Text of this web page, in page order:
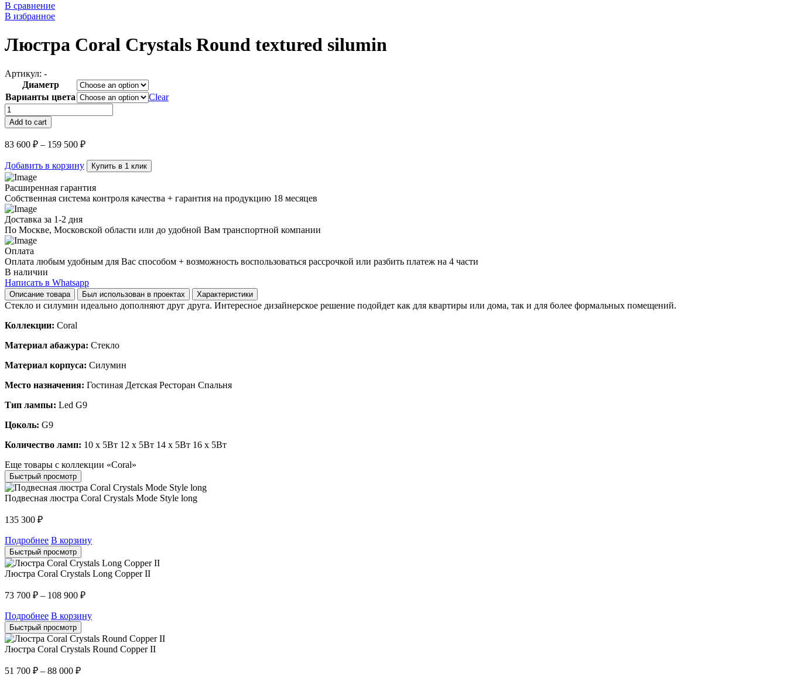
В сравнение
В избранное
Люстра Coral Crystals Round textured silumin
Артикул: -
Диаметр
Варианты цвета
Clear
Люстра
Coral
Crystals
Round
textured
silumin
quantity
Add to cart
83 600 ₽ – 159 500 ₽
Добавить в корзину Купить в 1 клик
Расширенная гарантия
Собственная система контроля качества + гарантия на продукцию 18 месяцев
Доставка за 1-2 дня
По Москве, Московской области или до удобной Вам транспортной компании
Оплата
Оплата любым удобным для Вас способом + возможность воспользоваться рассрочкой или разбить платеж на 4 части
В наличии
Написать в Whatsapp
Описание товара Был использован в проектах Характеристики
Стекло и силумин идеально дополняют друг друга. Интересное дизайнерское решение подойдет как для квартиры или дома, так и для более формальных помещений.
Коллекции: Coral
Материал абажура: Стекло
Материал корпуса: Силумин
Место назначения: Гостиная Детская Ресторан Спальня
Тип лампы: Led G9
Цоколь: G9
Количество ламп: 10 x 5Вт 12 x 5Вт 14 x 5Вт 16 x 5Вт
Еще товары с коллекции «Coral»
Быстрый просмотр
Подвесная люстра Coral Crystals Mode Style long
135 300 ₽
Подробнее В корзину
Быстрый просмотр
Люстра Coral Crystals Long Copper II
73 700 ₽ – 108 900 ₽
Подробнее В корзину
Быстрый просмотр
Люстра Coral Crystals Round Copper II
51 700 ₽ – 88 000 ₽